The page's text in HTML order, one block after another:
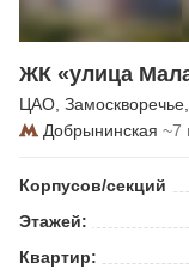
ЖК «улица
ЦАО Замоскворечье
Добрынинская ~7
Корпусов/секций
Этажей:
Квартир: